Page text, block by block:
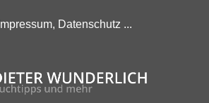
Impressum, Datenschutz ...